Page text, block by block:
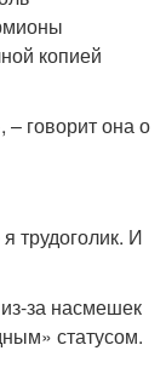
копией
– говорит она о
трудоголик. И
за насмешек
статусом.